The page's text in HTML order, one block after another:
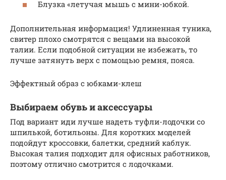
Блузка «летучая мышь с мини-юбкой.
Дополнительная информация! Удлиненная туника,
свитер плохо смотрятся с вещами на высокой
талии. Если подобной ситуации не избежать, то
лучше затянуть верх с помощью ремня, пояса.
Эффектный образ с юбками-клеш
Выбираем обувь и аксессуары
Под вариант иди лучше надеть туфли-лодочки со
шпилькой, ботильоны. Для коротких моделей
подойдут кроссовки, балетки, средний каблук.
Высокая талия подходит для офисных работников,
поэтому отлично смотрится с лодочками.